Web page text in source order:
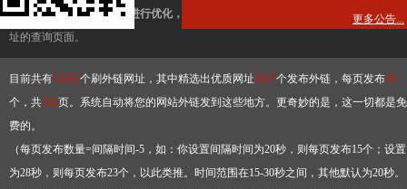
有频繁使用超级外链工具进行优化，才能获得稳定的外链
，最终使搜索引擎收录带
址的查询页面。
目前共有13212个刷外链网址，其中精选出优质网址3317个发布外链，每页发布10
个，共332页。系统自动将您的网站外链发到这些地方。更奇妙的是，这一切都是免
费的。
（每页发布数量=间隔时间-5，如：你设置间隔时间为20秒，则每页发布15个；设置
为28秒，则每页发布23个，以此类推。时间范围在15-30秒之间，其他默认为20秒
更多公告...